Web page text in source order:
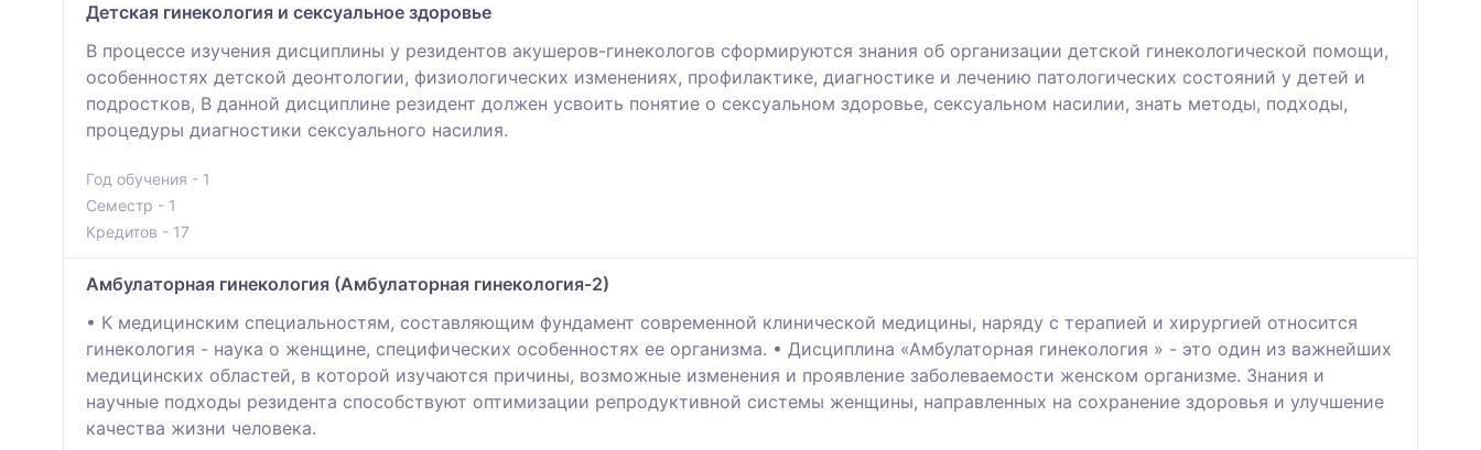
Детская гинекология и сексуальное здоровье
В процессе изучения дисциплины у резидентов акушеров-гинекологов сформируются знания об организации детской гинекологической помощи,
особенностях детской деонтологии, физиологических изменениях, профилактике, диагностике и лечению патологических состояний у детей и
подростков, В данной дисциплине резидент должен усвоить понятие о сексуальном здоровье, сексуальном насилии, знать методы, подходы,
процедуры диагностики сексуального насилия.
Год обучения - 1
Семестр - 1
Кредитов - 17
Амбулаторная гинекология (Амбулаторная гинекология-2)
• К медицинским специальностям, составляющим фундамент современной клинической медицины, наряду с терапией и хирургией относится
гинекология - наука о женщине, специфических особенностях ее организма. • Дисциплина «Амбулаторная гинекология » - это один из важнейших
медицинских областей, в которой изучаются причины, возможные изменения и проявление заболеваемости женском организме. Знания и
научные подходы резидента способствуют оптимизации репродуктивной системы женщины, направленных на сохранение здоровья и улучшение
качества жизни человека.